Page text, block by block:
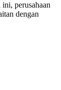
perusahaan
dengan